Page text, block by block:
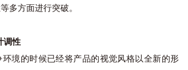
多方面进行突破。
调性
境的时候已经将产品的视觉风格以全新的形